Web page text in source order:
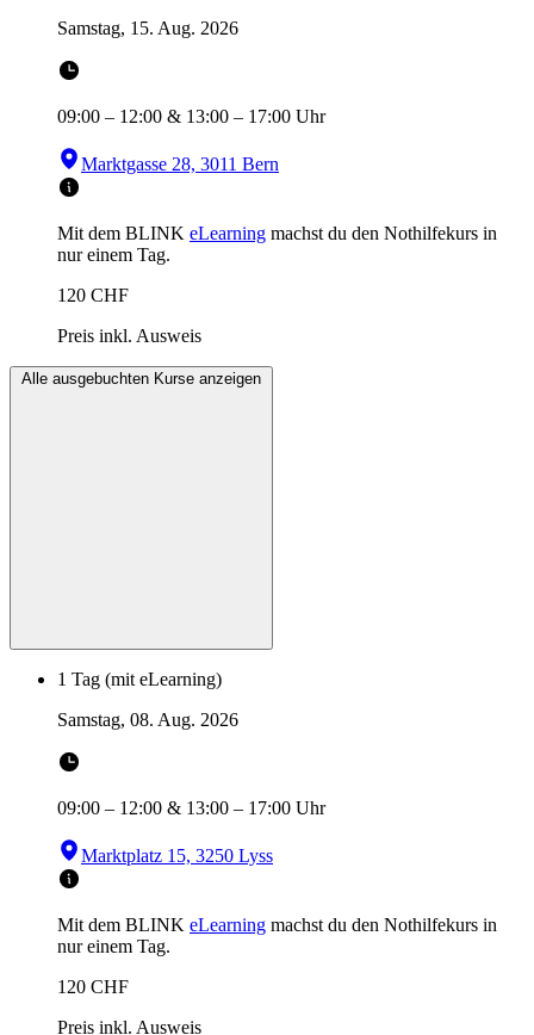
Samstag, 15. Aug. 2026
09:00 – 12:00 & 13:00 – 17:00 Uhr
Marktgasse 28, 3011 Bern
Mit dem BLINK eLearning machst du den Nothilfekurs in
nur einem Tag.
120 CHF
Preis inkl. Ausweis
Alle ausgebuchten Kurse anzeigen
1 Tag (mit eLearning)
Samstag, 08. Aug. 2026
09:00 – 12:00 & 13:00 – 17:00 Uhr
Marktplatz 15, 3250 Lyss
Mit dem BLINK eLearning machst du den Nothilfekurs in
nur einem Tag.
120 CHF
Preis inkl. Ausweis